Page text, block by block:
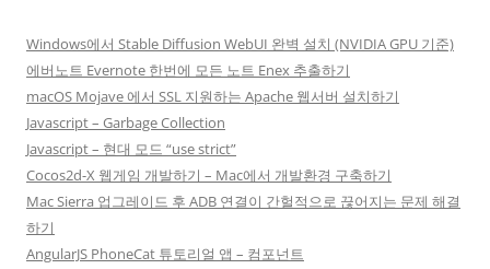
Windows에서 Stable Diffusion WebUI 완벽 설치 (NVIDIA GPU 기준)
에버노트 Evernote 한번에 모든 노트 Enex 추출하기
macOS Mojave 에서 SSL 지원하는 Apache 웹서버 설치하기
Javascript – Garbage Collection
Javascript – 현대 모드 “use strict”
Cocos2d-X 웹게임 개발하기 – Mac에서 개발환경 구축하기
Mac Sierra 업그레이드 후 ADB 연결이 간헐적으로 끊어지는 문제 해결
하기
AngularJS PhoneCat 튜토리얼 앱 – 컴포넌트